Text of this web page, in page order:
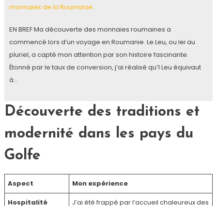
monnaies de la Roumanie.
EN BREF Ma découverte des monnaies roumaines a
commencé lors d’un voyage en Roumanie. Le Leu, ou lei au
pluriel, a capté mon attention par son histoire fascinante.
Étonné par le taux de conversion, j’ai réalisé qu’1 Leu équivaut
à…
Découverte des traditions et
modernité dans les pays du
Golfe
Aspect Mon expérience
Hospitalité
J’ai été frappé par l’accueil chaleureux des